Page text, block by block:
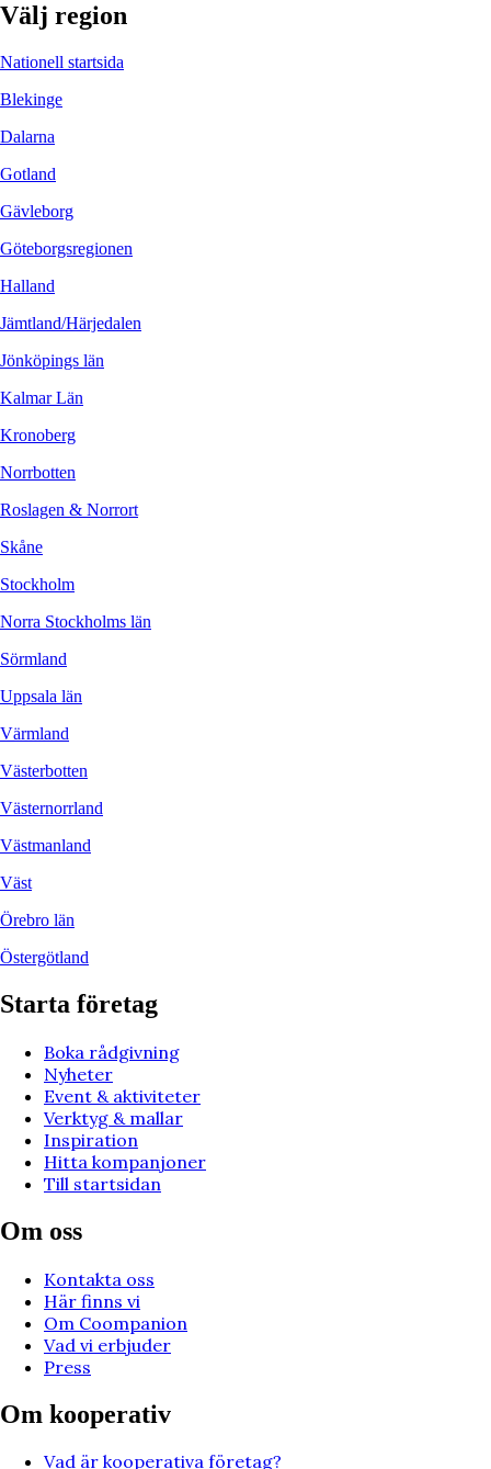
Välj region
Nationell startsida
Blekinge
Dalarna
Gotland
Gävleborg
Göteborgsregionen
Halland
Jämtland/Härjedalen
Jönköpings län
Kalmar Län
Kronoberg
Norrbotten
Roslagen & Norrort
Skåne
Stockholm
Norra Stockholms län
Sörmland
Uppsala län
Värmland
Västerbotten
Västernorrland
Västmanland
Väst
Örebro län
Östergötland
Starta företag
Boka rådgivning
Nyheter
Event & aktiviteter
Verktyg & mallar
Inspiration
Hitta kompanjoner
Till startsidan
Om oss
Kontakta oss
Här finns vi
Om Coompanion
Vad vi erbjuder
Press
Om kooperativ
Vad är kooperativa företag?